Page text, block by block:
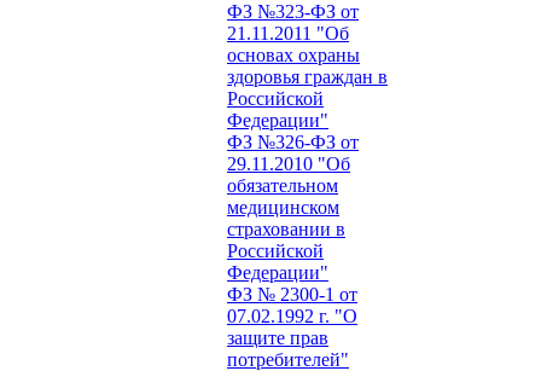
ФЗ №323-ФЗ от
21.11.2011 "Об
основах охраны
здоровья граждан в
Российской
Федерации"
ФЗ №326-ФЗ от
29.11.2010 "Об
обязательном
медицинском
страховании в
Российской
Федерации"
ФЗ № 2300-1 от
07.02.1992 г. "О
защите прав
потребителей"